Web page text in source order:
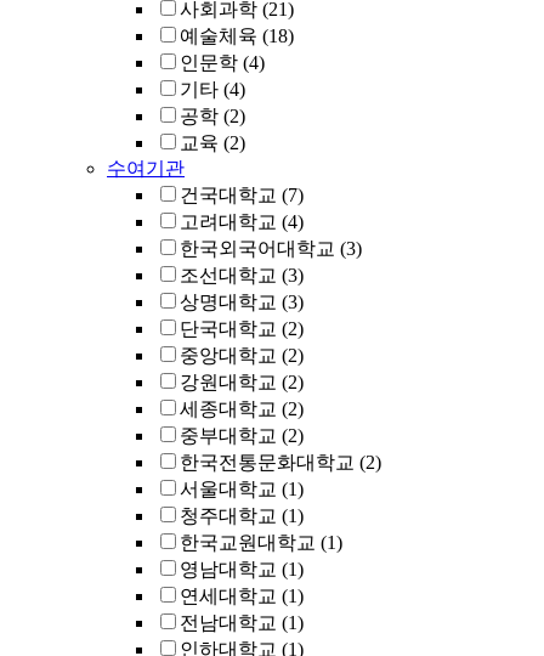
사회과학 (21)
예술체육 (18)
인문학 (4)
기타 (4)
공학 (2)
교육 (2)
수여기관
건국대학교 (7)
고려대학교 (4)
한국외국어대학교 (3)
조선대학교 (3)
상명대학교 (3)
단국대학교 (2)
중앙대학교 (2)
강원대학교 (2)
세종대학교 (2)
중부대학교 (2)
한국전통문화대학교 (2)
서울대학교 (1)
청주대학교 (1)
한국교원대학교 (1)
영남대학교 (1)
연세대학교 (1)
전남대학교 (1)
인하대학교 (1)